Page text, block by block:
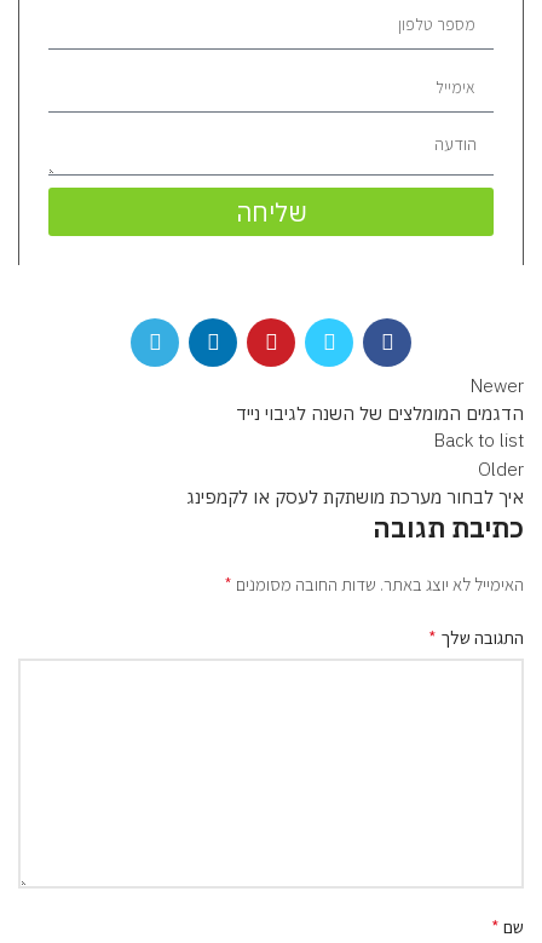
שליחה
Newer
הדגמים המומלצים של השנה לגיבוי נייד
Back to list
Older
איך לבחור מערכת מושתקת לעסק או לקמפינג
כתיבת תגובה
האימייל לא יוצג באתר. שדות החובה מסומנים *
התגובה שלך *
שם *